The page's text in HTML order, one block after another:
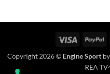
Visa
Copyright 2026 © Engine Sport
REA